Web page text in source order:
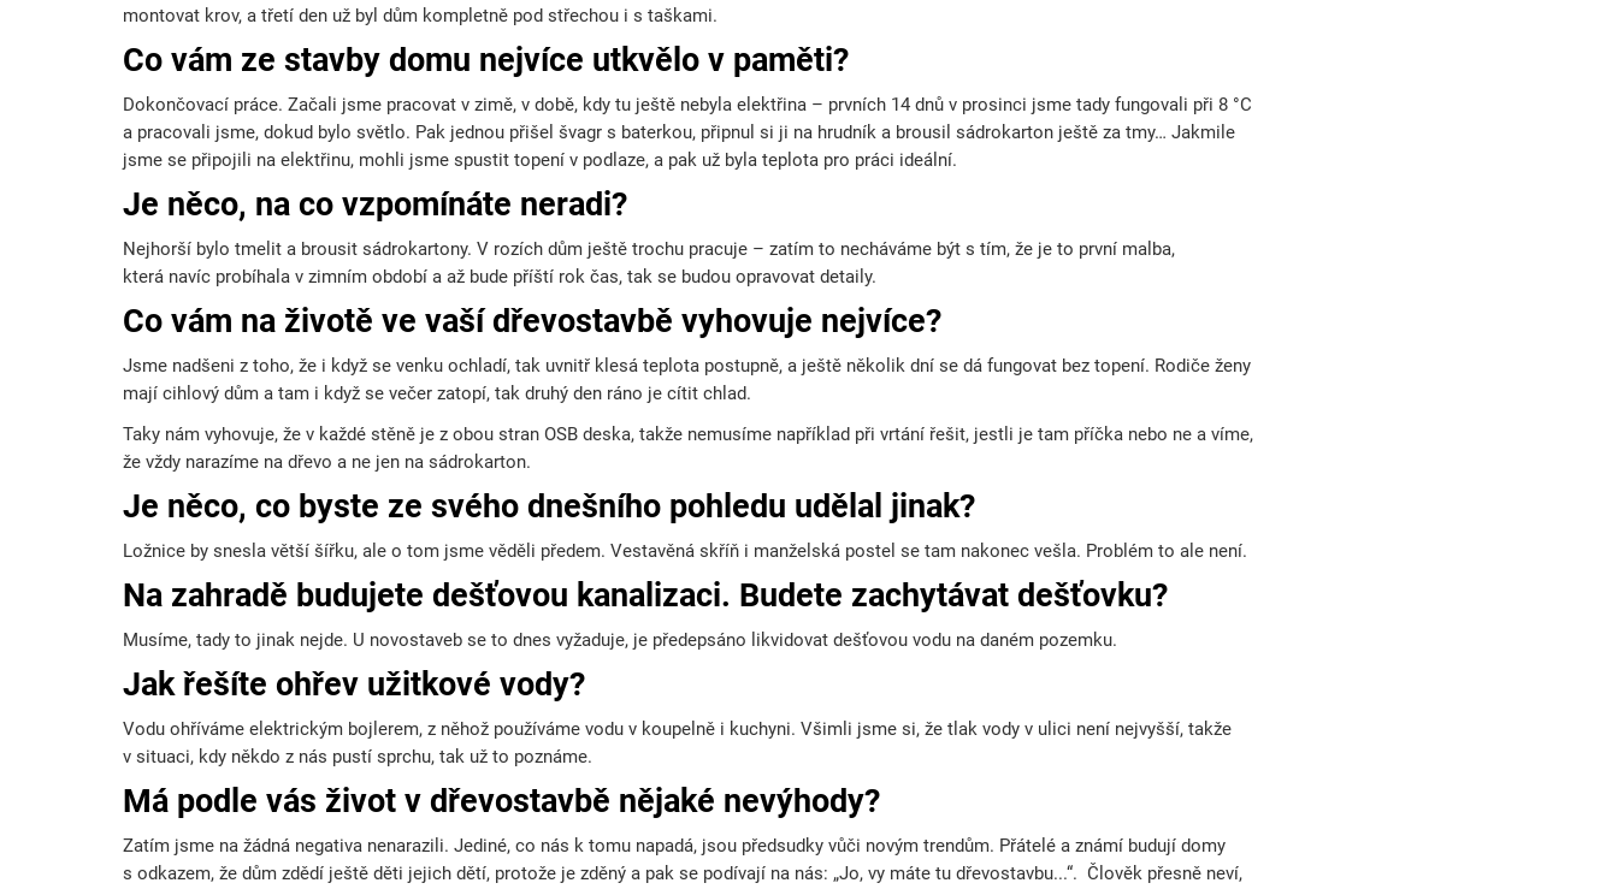
montovat krov, a třetí den už byl dům kompletně pod střechou i s taškami.
Co vám ze stavby domu nejvíce utkvělo v paměti?
Dokončovací práce. Začali jsme pracovat v zimě, v době, kdy tu ještě nebyla elektřina – prvních 14 dnů v prosinci jsme tady fungovali při 8 °C
a pracovali jsme, dokud bylo světlo. Pak jednou přišel švagr s baterkou, připnul si ji na hrudník a brousil sádrokarton ještě za tmy… Jakmile
jsme se připojili na elektřinu, mohli jsme spustit topení v podlaze, a pak už byla teplota pro práci ideální.
Je něco, na co vzpomínáte neradi?
Nejhorší bylo tmelit a brousit sádrokartony. V rozích dům ještě trochu pracuje – zatím to necháváme být s tím, že je to první malba,
která navíc probíhala v zimním období a až bude příští rok čas, tak se budou opravovat detaily.
Co vám na životě ve vaší dřevostavbě vyhovuje nejvíce?
Jsme nadšeni z toho, že i když se venku ochladí, tak uvnitř klesá teplota postupně, a ještě několik dní se dá fungovat bez topení. Rodiče ženy
mají cihlový dům a tam i když se večer zatopí, tak druhý den ráno je cítit chlad.
Taky nám vyhovuje, že v každé stěně je z obou stran OSB deska, takže nemusíme například při vrtání řešit, jestli je tam příčka nebo ne a víme,
že vždy narazíme na dřevo a ne jen na sádrokarton.
Je něco, co byste ze svého dnešního pohledu udělal jinak?
Ložnice by snesla větší šířku, ale o tom jsme věděli předem. Vestavěná skříň i manželská postel se tam nakonec vešla. Problém to ale není.
Na zahradě budujete dešťovou kanalizaci. Budete zachytávat dešťovku?
Musíme, tady to jinak nejde. U novostaveb se to dnes vyžaduje, je předepsáno likvidovat dešťovou vodu na daném pozemku.
Jak řešíte ohřev užitkové vody?
Vodu ohříváme elektrickým bojlerem, z něhož používáme vodu v koupelně i kuchyni. Všimli jsme si, že tlak vody v ulici není nejvyšší, takže
v situaci, kdy někdo z nás pustí sprchu, tak už to poznáme.
Má podle vás život v dřevostavbě nějaké nevýhody?
Zatím jsme na žádná negativa nenarazili. Jediné, co nás k tomu napadá, jsou předsudky vůči novým trendům. Přátelé a známí budují domy
s odkazem, že dům zdědí ještě děti jejich dětí, protože je zděný a pak se podívají na nás: „Jo, vy máte tu dřevostavbu...“. Člověk přesně neví,